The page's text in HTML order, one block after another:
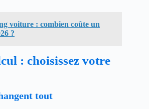
voiture : combien coûte un
?
: choisissez votre
tout